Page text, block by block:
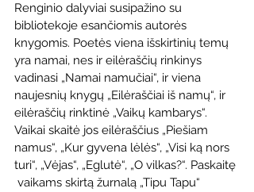
Renginio dalyviai susipažino su
bibliotekoje esančiomis autorės
knygomis. Poetės viena išskirtinių temų
yra namai, nes ir eilėraščių rinkinys
vadinasi „Namai namučiai“, ir viena
naujesnių knygų „Eilėraščiai iš namų“, ir
eilėraščių rinktinė „Vaikų kambarys“.
Vaikai skaitė jos eilėraščius „Piešiam
namus“, „Kur gyvena lėlės“, „Visi ką nors
turi“, „Vėjas“, „Eglutė“, „O vilkas?“. Paskaitę
vaikams skirtą žurnalą „Tipu Tapu“